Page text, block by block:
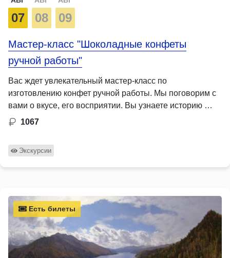
07 08 09
Мастер-класс "Шоколадные конфеты
ручной работы"
Вас ждет увлекательный мастер-класс по
изготовлению конфет ручной работы. Мы поговорим с
вами о вкусе, его восприятии. Вы узнаете историю …
1067
Экскурсии
Есть билеты